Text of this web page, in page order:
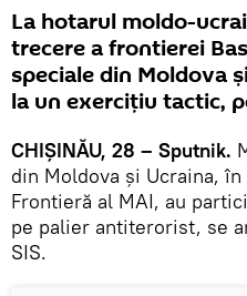
La hotarul moldo-
trecere a frontierei
speciale din Moldova
la un exercițiu tactic,
CHIȘINĂU, 28 – Sputnik.
din Moldova și Ucraina,
Frontieră al MAI, au
pe palier antiterorist, se
SIS.